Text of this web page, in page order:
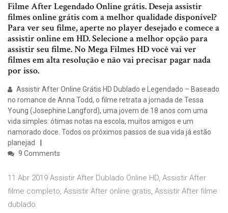
Filme After Legendado Online grátis. Deseja assistir
filmes online grátis com a melhor qualidade disponível?
Para ver seu filme, aperte no player desejado e comece a
assistir online em HD. Selecione a melhor opção para
assistir seu filme. No Mega Filmes HD você vai ver
filmes em alta resolução e não vai precisar pagar nada
por isso.
Assistir After Online Grátis HD Dublado e Legendado – Baseado
no romance de Anna Todd, o filme retrata a jornada de Tessa
Young (Josephine Langford), uma jovem de 18 anos com uma
vida simples: ótimas notas na escola, muitos amigos e um
namorado doce. Todos os próximos passos de sua vida já estão
planejad
9 Comments
11 Abr 2019 Assistir After Dublado Online HD, Assistir After
filme completo, Assistir After online gratis, Assistir After filme
dublado.